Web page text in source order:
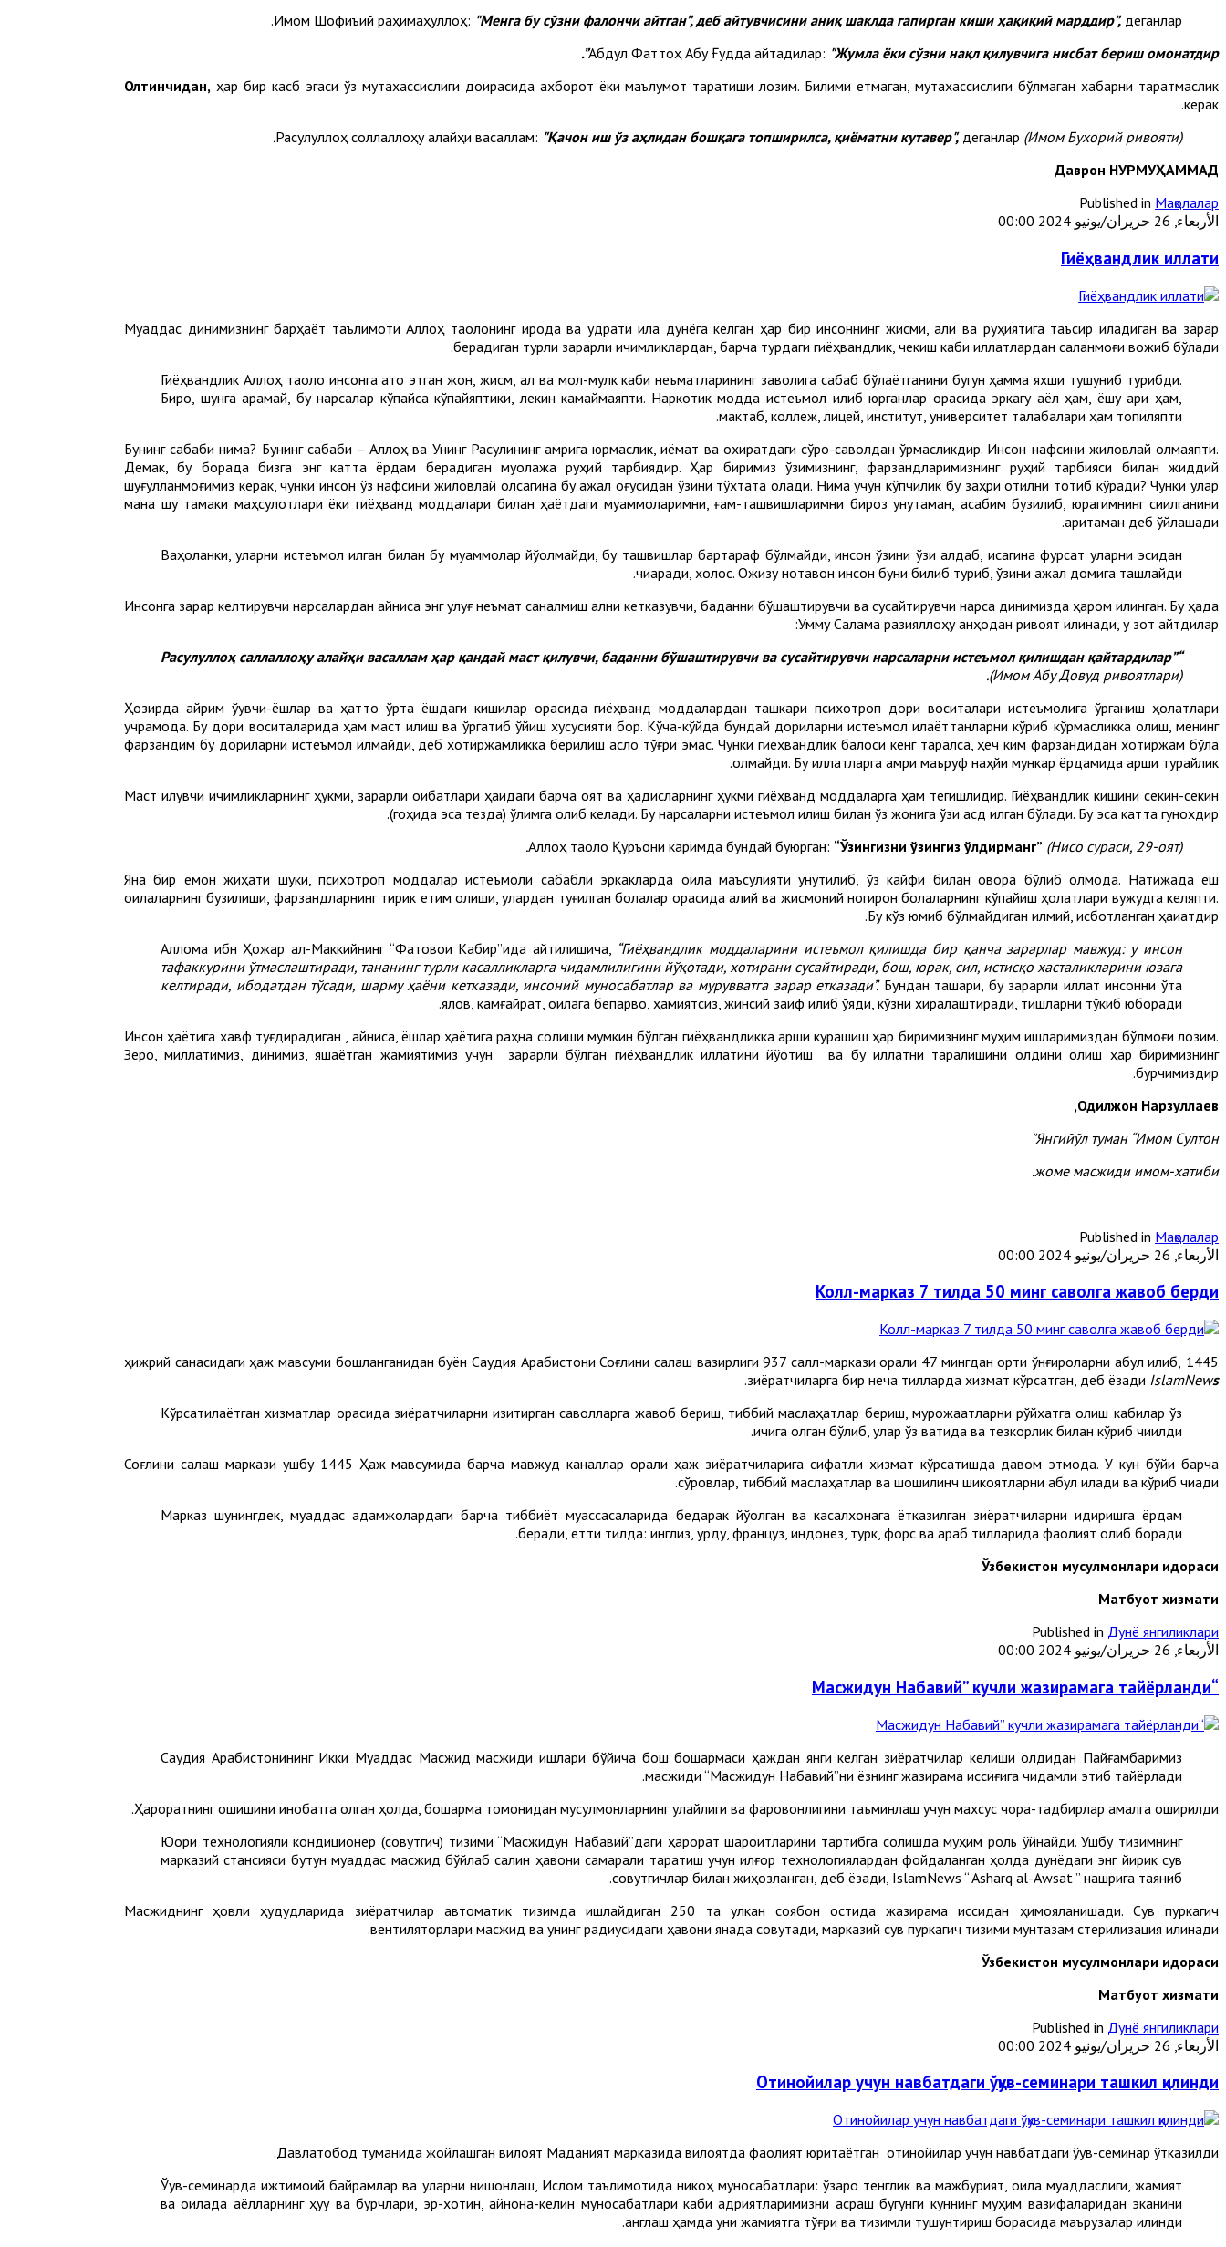
Имом Шофиъий раҳимаҳуллоҳ: "Менга бу сўзни фалончи айтган”, деб айтувчисини аниқ шаклда гапирган киши ҳақиқий марддир”,деганлар.
Абдул Фаттоҳ Абу Ғудда айтадилар: "Жумла ёки сўзни нақл қилувчига нисбат бериш омонатдир”.
Олтинчидан, ҳар бир касб эгаси ўз мутахассислиги доирасида ахборот ёки маълумот тарқатиши лозим. Билими етмаган, мутахассислиги бўлмаган хабарни тарқатмаслик
керак.
Расулуллоҳ соллаллоҳу алайҳи васаллам: "Қачон иш ўз аҳлидан бошқага топширилса, қиёматни кутавер",деганлар (Имом Бухорий ривояти).
Даврон НУРМУҲАММАД
Published in Мақолалар
الأربعاء, 26 حزيران/يونيو 2024 00:00
Гиёҳвандлик иллати
Муқаддас динимизнинг барҳаёт таълимоти Аллоҳ таолонинг ирода ва қудрати ила дунёга келган ҳар бир инсоннинг жисми, ақли ва руҳиятига таъсир қиладиган ва зарар
берадиган турли зарарли ичимликлардан, барча турдаги гиёҳвандлик, чекиш каби иллатлардан сақланмоғи вожиб бўлади.
Гиёҳвандлик Аллоҳ таолo инсонга ато этган жон, жисм, ақл ва мол-мулк каби неъматларининг заволига сабаб бўлаётганини бугун ҳамма яхши тушуниб турибди.
Бироқ, шунга қарамай, бу нарсалар кўпайса кўпайяптики, лекин камаймаяпти. Наркотик модда истеъмол қилиб юрганлар орасида эркагу аёл ҳам, ёшу қари ҳам,
мактаб, коллеж, лицей, институт, университет талабалари ҳам топиляпти.
Бунинг сабаби нима? Бунинг сабаби – Аллоҳ ва Унинг Расулининг амрига юрмаслик, қиёмат ва охиратдаги сўроқ-саволдан қўрқмасликдир. Инсон нафсини жиловлай олмаяпти.
Демак, бу борада бизга энг катта ёрдам берадиган муолажа руҳий тарбиядир. Ҳар биримиз ўзимизнинг, фарзандларимизнинг руҳий тарбияси билан жиддий
шуғулланмоғимиз керак, чунки инсон ўз нафсини жиловлай олсагина бу ажал оғусидан ўзини тўхтата олади. Нима учун кўпчилик бу заҳри қотилни тотиб кўради? Чунки улар
мана шу тамаки маҳсулотлари ёки гиёҳванд моддалари билан ҳаётдаги муаммоларимни, ғам-ташвишларимни бироз унутаман, асабим бузилиб, юрагимнинг сиқилганини
аритаман деб ўйлашади.
Ваҳоланки, уларни истеъмол қилган билан бу муаммолар йўқолмайди, бу ташвишлар бартараф бўлмайди, инсон ўзини ўзи алдаб, қисқагина фурсат уларни эсидан
чиқаради, холос. Ожизу нотавон инсон буни билиб туриб, ўзини ажал домига ташлайди.
Инсонга зарар келтирувчи нарсалардан айниқса энг улуғ неъмат саналмиш ақлни кетказувчи, баданни бўшаштирувчи ва сусайтирувчи нарса динимизда ҳаром қилинган. Бу ҳақда
Умму Салама разияллоҳу анҳодан ривоят қилинади, у зот айтдилар:
“Расулуллоҳ саллаллоҳу алайҳи васаллам ҳар қандай маст қилувчи, баданни бўшаштирувчи ва сусайтирувчи нарсаларни истеъмол қилишдан қайтардилар”
(Имом Абу Довуд ривоятлари).
Ҳозирда айрим ўқувчи-ёшлар ва ҳатто ўрта ёшдаги кишилар орасида гиёҳванд моддалардан ташкари психотроп дори воситалари истеъмолига ўрганиш ҳолатлари
учрамоқда. Бу дори воситаларида ҳам маст қилиш ва ўргатиб қўйиш хусусияти бор. Кўча-кўйда бундай дориларни истеъмол қилаёттанларни кўриб кўрмасликка олиш, менинг
фарзандим бу дориларни истеъмол қилмайди, деб хотиржамликка берилиш асло тўғри эмас. Чунки гиёҳвандлик балоси кенг тарқалса, ҳеч ким фарзандидан хотиржам бўла
олмайди. Бу иллатларга амри маъруф наҳйи мункар ёрдамида қарши турайлик.
Маст қилувчи ичимликларнинг ҳукми, зарарли оқибатлари ҳақидаги барча оят ва ҳадисларнинг ҳукми гиёҳванд моддаларга ҳам тегишлидир. Гиёҳвандлик кишини секин-секин
(гоҳида эса тезда) ўлимга олиб келади. Бу нарсаларни истеъмол қилиш билан ўз жонига ўзи қасд қилган бўлади. Бу эса катта гунохдир.
Аллоҳ таоло Қуръони каримда бундай буюрган: “Ўзингизни ўзингиз ўлдирманг” (Нисо сураси, 29-оят).
Яна бир ёмон жиҳати шуки, психотроп моддалар истеъмоли сабабли эркакларда оила маъсулияти унутилиб, ўз кайфи билан овора бўлиб қолмоқда. Натижада ёш
оилаларнинг бузилиши, фарзандларнинг тирик етим қолиши, улардан туғилган болалар орасида ақлий ва жисмоний ногирон болаларнинг кўпайиш ҳолатлари вужудга келяпти.
Бу кўз юмиб бўлмайдиган илмий, исботланган ҳақиқатдир.
Аллома ибн Ҳожар ал-Маккийнинг “Фатовои Кабир”ида айтилишича,
“Гиёҳвандлик моддаларини истеъмол қилишда бир қанча зарарлар мавжуд: у инсон
тафаккурини ўтмаслаштиради, тананинг турли касалликларга чидамлилигини йўқотади, хотирани сусайтиради, бош, юрак, сил, истисқо хасталикларини юзага
келтиради, ибодатдан тўсади, шарму ҳаёни кетказади, инсоний муносабатлар ва мурувватга зарар етказади”.Бундан ташқари, бу зарарли иллат инсонни ўта
ялқов, камғайрат, оилага бепарво, ҳамиятсиз, жинсий заиф қилиб қўяди, кўзни хиралаштиради, тишларни тўкиб юборади.
Инсон ҳаётига хавф туғдирадиган , айниқса, ёшлар ҳаётига раҳна солиши мумкин бўлган гиёҳвандликка қарши курашиш ҳар биримизнинг муҳим ишларимиздан бўлмоғи лозим.
Зеро, миллатимиз, динимиз, яшаётган жамиятимиз учун зарарли бўлган гиёҳвандлик иллатини йўқотиш ва бу иллатни тарқалишини олдини олиш ҳар биримизнинг
бурчимиздир.
Одилжон Нарзуллаев,
Янгийўл туман “Имом Султон”
жоме масжиди имом-хатиби.
Published in Мақолалар
الأربعاء, 26 حزيران/يونيو 2024 00:00
Колл-марказ 7 тилда 50 минг саволга жавоб берди
1445 ҳижрий санасидаги ҳаж мавсуми бошланганидан буён Саудия Арабистони Соғлиқни сақлаш вазирлиги 937 салл-маркази орқали 47 мингдан ортиқ қўнғироқларни қабул қилиб,
зиёратчиларга бир неча тилларда хизмат кўрсатган, деб ёзади IslamNews
.
Кўрсатилаётган хизматлар орасида зиёратчиларни қизиқтирган саволларга жавоб бериш, тиббий маслаҳатлар бериш, мурожаатларни рўйхатга олиш кабилар ўз
ичига олган бўлиб, улар ўз вақтида ва тезкорлик билан кўриб чиқилди.
Соғлиқни сақлаш маркази ушбу 1445 Ҳаж мавсумида барча мавжуд каналлар орқали ҳаж зиёратчиларига сифатли хизмат кўрсатишда давом этмоқда. У кун бўйи барча
сўровлар, тиббий маслаҳатлар ва шошилинч шикоятларни қабул қилади ва кўриб чиқади.
Марказ шунингдек, муқаддас қадамжолардаги барча тиббиёт муассасаларида бедарак йўқолган ва касалхонага ётказилган зиёратчиларни қидиришга ёрдам
беради, етти тилда: инглиз, урду, француз, индонез, турк, форс ва араб тилларида фаолият олиб боради.
Ўзбекистон мусулмонлари идораси
Матбуот хизмати
Published in Дунё янгиликлари
الأربعاء, 26 حزيران/يونيو 2024 00:00
“Масжидун Набавий” кучли жазирамага тайёрланди
Саудия Арабистонининг Икки Муқаддас Масжид масжиди ишлари бўйича бош бошқармаси ҳаждан янги келган зиёратчилар келиши олдидан Пайғамбаримиз
масжиди “Масжидун Набавий”ни ёзнинг жазирама иссиғига чидамли этиб тайёрлади.
Ҳароратнинг ошишини инобатга олган ҳолда, бошқарма томонидан мусулмонларнинг қулайлиги ва фаровонлигини таъминлаш учун махсус чора-тадбирлар амалга оширилди.
Юқори технологияли кондиционер (совутгич) тизими “Масжидун Набавий”даги ҳарорат шароитларини тартибга солишда муҳим роль ўйнайди. Ушбу тизимнинг
марказий стансияси бутун муқаддас масжид бўйлаб салқин ҳавони самарали тарқатиш учун илғор технологиялардан фойдаланган ҳолда дунёдаги энг йирик сув
совутгичлар билан жиҳозланган, деб ёзади, IslamNews “ Asharq al-Awsat ” нашрига таяниб.
Масжиднинг ҳовли ҳудудларида зиёратчилар автоматик тизимда ишлайдиган 250 та улкан соябон остида жазирама иссиқдан ҳимояланишади. Сув пуркагич
вентиляторлари масжид ва унинг радиусидаги ҳавони янада совутади, марказий сув пуркагич тизими мунтазам стерилизация қилинади.
Ўзбекистон мусулмонлари идораси
Матбуот хизмати
Published in Дунё янгиликлари
الأربعاء, 26 حزيران/يونيو 2024 00:00
Отинойилар учун навбатдаги ўқув-семинари ташкил қилинди
Давлатобод туманида жойлашган вилоят Маданият марказида вилоятда фаолият юритаётган отинойилар учун навбатдаги ўқув-семинар ўтказилди.
Ўқув-семинарда ижтимоий байрамлар ва уларни нишонлаш, Ислом таълимотида никоҳ муносабатлари: ўзаро тенглик ва мажбурият, оила муқаддаслиги, жамият
ва оилада аёлларнинг ҳуқуқ ва бурчлари, эр-хотин, қайнона-келин муносабатлари каби қадриятларимизни асраш бугунги куннинг муҳим вазифаларидан эканини
англаш ҳамда уни жамиятга тўғри ва тизимли тушунтириш борасида маърузалар қилинди.